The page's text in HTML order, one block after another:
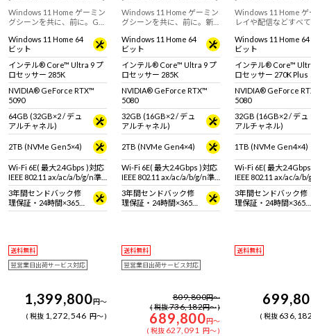
Windows 11 Home ゲーミン
グシーンを共に、前に。G
グPC！GeForce RTX 5090 &
インテル Core Ultra 9 プロ
セッサー 285K 搭載。※モニ
タ・マウス・キーボードは
別売りです。
Windows 11 Home 64
ビット
インテル® Core™ Ultra 9 プ
ロセッサー 285K
NVIDIA® GeForce RTX™
5090
64GB (32GB×2 / デュ
アルチャネル)
2TB (NVMe Gen5×4)
Wi-Fi 6E( 最大2.4Gbps )対応
IEEE 802.11 ax/ac/a/b/g/n準
拠 ＋ Bluetooth 5内蔵
3年間センドバック修
理保証・24時間×365
日電話サポート
送料無料
翌営業日出荷サービス対応
1,399,800円～
税抜 1,272,546 円～
Windows 11 Home ゲーミン
グシーンを共に、前に。新
ワーゲーミングPC！
GeForce RTX 5080＆インテ
ル Core Ultra 9 プロセッサ
ー 285K 搭載。※モニタ・マ
ウス・キーボードは別売り
です。
Windows 11 Home 64
ビット
インテル® Core™ Ultra 9 プ
ロセッサー 285K
NVIDIA® GeForce RTX™
5080
32GB (16GB×2 / デュ
アルチャネル)
2TB (NVMe Gen4×4)
Wi-Fi 6E( 最大2.4Gbps )対応
IEEE 802.11 ax/ac/a/b/g/n準
拠 ＋ Bluetooth 5内蔵
3年間センドバック修
理保証・24時間×365
日電話サポート
送料無料
翌営業日出荷サービス対応
809,800円～
税抜736,182円～
689,800円～
税抜 627,091 円～
Windows 11 Home ゲ
レイや配信などすべ
ハイエンドゲーミン
GeForce RTX 5080
& インテル Core
270K Plus 搭載。
Windows 11 Home 64
ビット
インテル® Core™
ロセッサー 270K Plus
NVIDIA® GeForce
5080
32GB (16GB×2 / デュ
アルチャネル)
1TB (NVMe Gen4×4)
Wi-Fi 6E( 最大
IEEE 802.11 ax/ac/a/
拠 ＋ Bluetooth 5内蔵
3年間センドバック修
理保証・24時間×365
日電話サポート
送料無料
税抜